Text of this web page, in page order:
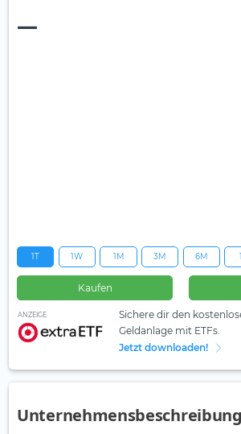
—
1T 1W 1M 3M 6M
Kaufen
ANZEIGE
Sichere dir den
Geldanlage mit ETFs.
Jetzt downloaden!
Unternehmensbeschreibung